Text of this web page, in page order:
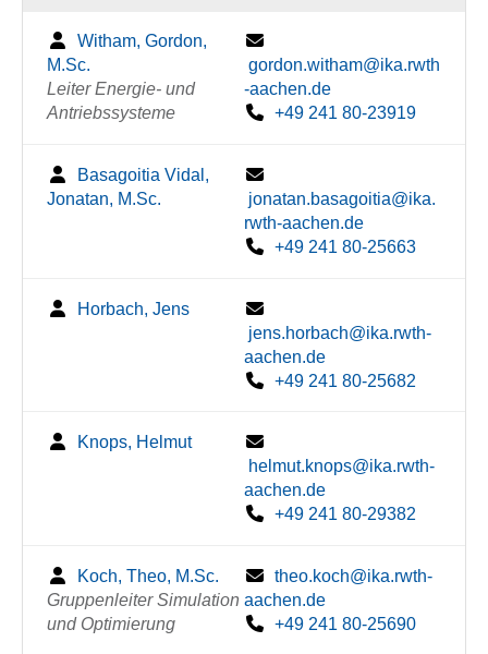
Witham, Gordon,
M.Sc.
Leiter Energie- und
Antriebssysteme
gordon.witham@ika.rwth
-aachen.de
+49 241 80-23919
Basagoitia Vidal,
Jonatan, M.Sc.
jonatan.basagoitia@ika.
rwth-aachen.de
+49 241 80-25663
Horbach, Jens
jens.horbach@ika.rwth-
aachen.de
+49 241 80-25682
Knops, Helmut
helmut.knops@ika.rwth-
aachen.de
+49 241 80-29382
Koch, Theo, M.Sc.
Gruppenleiter Simulation
und Optimierung
theo.koch@ika.rwth-
aachen.de
+49 241 80-25690